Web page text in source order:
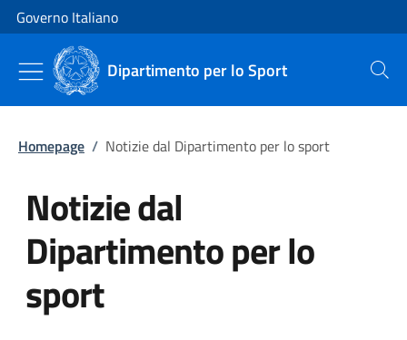
Vai al contenuto
Vai alla navigazione del sito
Governo Italiano
Dipartimento per lo Sport Cerca
Homepage / Notizie dal Dipartimento per lo sport
Notizie dal
Dipartimento per lo
sport